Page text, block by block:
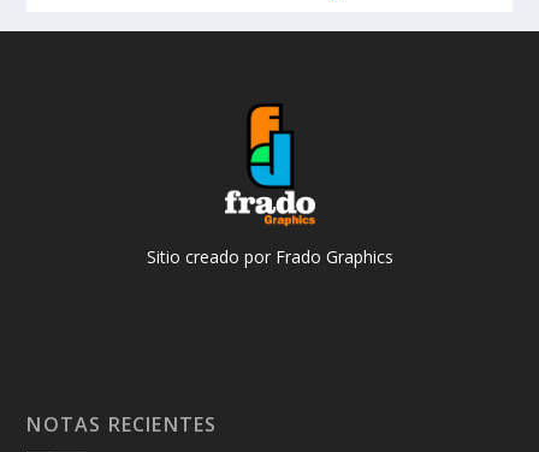
Sitio creado por Frado Graphics
NOTAS RECIENTES